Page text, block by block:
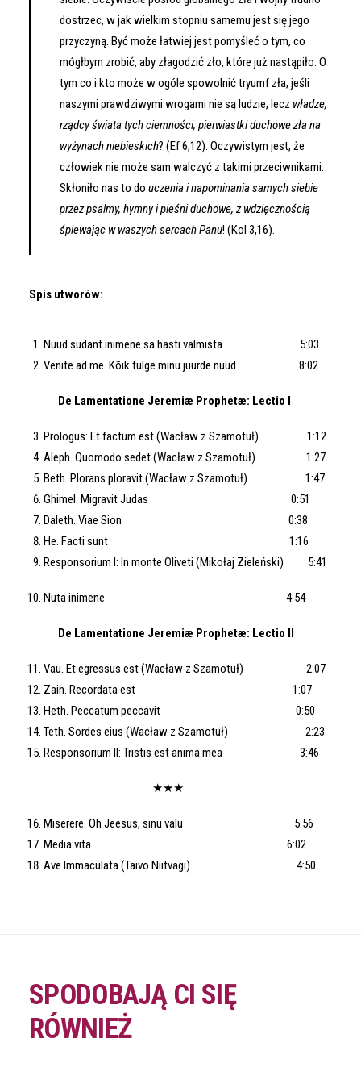
dostrzec, w jak wielkim stopniu samemu jest się jego
przyczyną. Być może łatwiej jest pomyśleć o tym, co
mógłbym zrobić, aby złagodzić zło, które już nastąpiło. O
tym co i kto może w ogóle spowolnić tryumf zła, jeśli
naszymi prawdziwymi wrogami nie są ludzie, lecz władze,
rządcy świata tych ciemności, pierwiastki duchowe zła na
wyżynach niebieskich? (Ef 6,12). Oczywistym jest, że
człowiek nie może sam walczyć z takimi przeciwnikami.
Skłoniło nas to do uczenia i napominania samych siebie
przez psalmy, hymny i pieśni duchowe, z wdzięcznością
śpiewając w waszych sercach Panu! (Kol 3,16).
Spis utworów:
Nüüd südant inimene sa hästi valmista 5:03
Venite ad me. Kõik tulge minu juurde nüüd 8:02
De Lamentatione Jeremiæ Prophetæ: Lectio I
Prologus: Et factum est (Wacław z Szamotuł) 1:12
Aleph. Quomodo sedet (Wacław z Szamotuł) 1:27
Beth. Plorans ploravit (Wacław z Szamotuł) 1:47
Ghimel. Migravit Judas 0:51
Daleth. Viae Sion 0:38
He. Facti sunt 1:16
Responsorium I: In monte Oliveti (Mikołaj Zieleński) 5:41
Nuta inimene 4:54
De Lamentatione Jeremiæ Prophetæ: Lectio II
Vau. Et egressus est (Wacław z Szamotuł) 2:07
Zain. Recordata est 1:07
Heth. Peccatum peccavit 0:50
Teth. Sordes eius (Wacław z Szamotuł) 2:23
Responsorium II: Tristis est anima mea 3:46
★★★
Miserere. Oh Jeesus, sinu valu 5:56
Media vita 6:02
Ave Immaculata (Taivo Niitvägi) 4:50
SPODOBAJĄ CI SIĘ
RÓWNIEŻ